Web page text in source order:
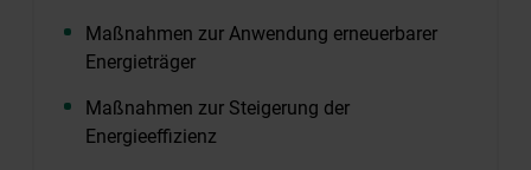
Maßnahmen zur Anwendung erneuerbarer
Energieträger
Maßnahmen zur Steigerung der
Energieeffizienz